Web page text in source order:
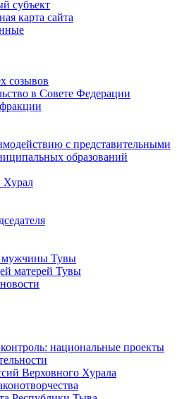
субъект
карта сайта
созывов
в Совете Федерации
с представительными
образований
мужчины Тувы
матерей Тувы
национальные проекты
Верховного Хурала